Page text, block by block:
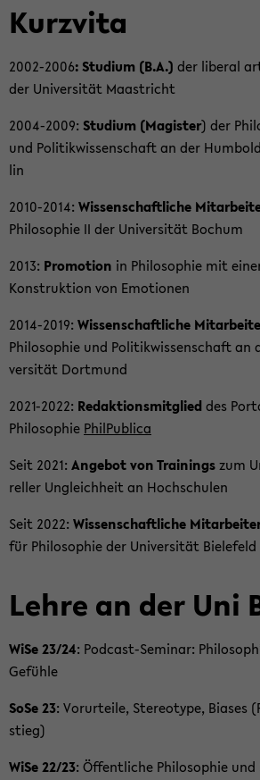
Kurz­vi­ta
2002-​2006: Stu­di­um (B.A.) der li­be­ral
der Uni­ver­si­tät Maas­tricht
2004-​2009: Stu­di­um (Ma­gis­ter) der
und Po­li­tik­wis­sen­schaft an der
lin
2010-​2014: Wis­sen­schaft­li­che
Phi­lo­so­phie II der Uni­ver­si­tät Bo­chum
2013: Pro­mo­ti­on in Phi­lo­so­phie mit
Kon­struk­ti­on von Emo­tio­nen
2014-​2019: Wis­sen­schaft­li­che
Phi­lo­so­phie und Po­li­tik­wis­sen­schaft an
ver­si­tät Dort­mund
2021-​2022: Re­dak­ti­ons­mit­glieddes
Phi­lo­so­phie Phil­Pu­bli­ca
Seit 2021: An­ge­bot von Trai­ningszum
rel­ler Un­gleich­heit an Hoch­schu­len
Seit 2022: Wis­sen­schaft­li­che
für Phi­lo­so­phie der Uni­ver­si­tät Bie­le­feld
Lehre an der Uni
WiSe 23/24: Podcast-​Seminar:
Ge­füh­le
SoSe 23: Vor­ur­tei­le, Ste­reo­ty­pe, Bia­ses
stieg)
WiSe 22/23: Öf­fent­li­che Phi­lo­so­phie